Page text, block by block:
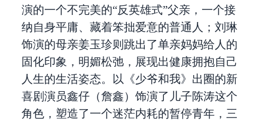
演的一个不完美的“反英雄式”父亲，一个接
纳自身平庸、藏着笨拙爱意的普通人；刘琳
饰演的母亲姜玉珍则跳出了单亲妈妈给人的
固化印象，明媚松弛，展现出健康拥抱自己
人生的生活姿态。以《少爷和我》出圈的新
喜剧演员鑫仔（詹鑫）饰演了儿子陈涛这个
角色，塑造了一个迷茫内耗的暂停青年，三